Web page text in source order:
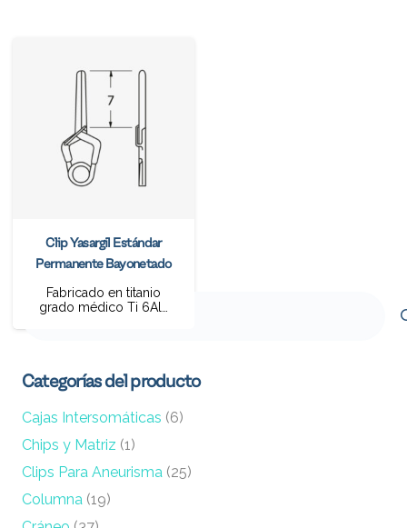
Clip Yasargil Estándar
Permanente Bayonetado
Fabricado en titanio
grado médico Ti 6Al…
Buscar
por:
Categorías del producto
Cajas Intersomáticas (6)
Chips y Matriz (1)
Clips Para Aneurisma (25)
Columna (19)